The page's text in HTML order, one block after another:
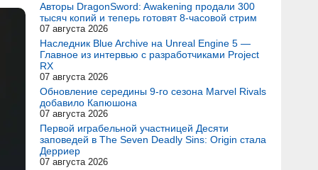
Авторы DragonSword: Awakening продали 300
тысяч копий и теперь готовят 8-часовой стрим
07 августа 2026
Наследник Blue Archive на Unreal Engine 5 —
Главное из интервью с разработчиками Project
RX
07 августа 2026
Обновление середины 9-го сезона Marvel Rivals
добавило Капюшона
07 августа 2026
Первой играбельной участницей Десяти
заповедей в The Seven Deadly Sins: Origin стала
Дерриер
07 августа 2026